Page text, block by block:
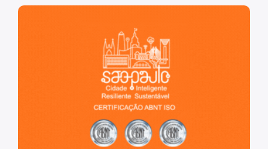
Hospital do Servidor Público Municipal
Judicialização da Saúde
Licitações e Compras Públicas
Atas de Registro de Preços
Editais / Consulta Pública
São Paulo, cidade inteligente, resiliente e sustentável